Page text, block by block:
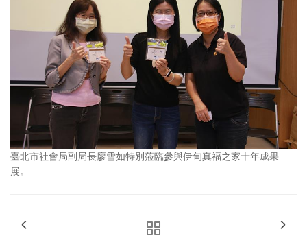
臺北市社會局副局長廖雪如特別蒞臨參與伊甸真福之家十年成果
展。